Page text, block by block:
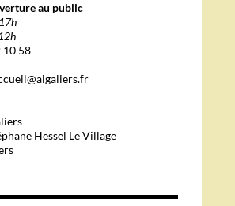
au public
10 58
Hessel Le Village